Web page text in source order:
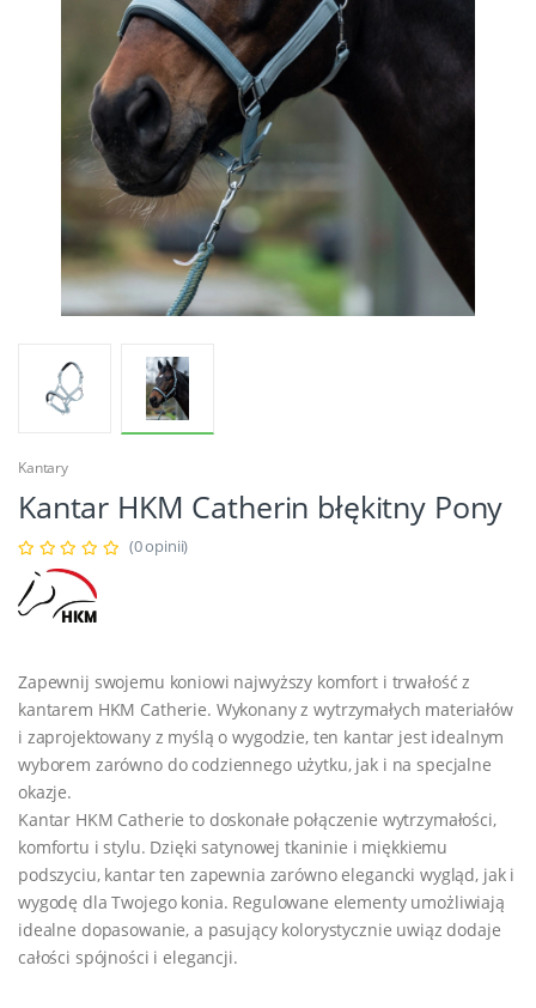
Kantary
Kantar HKM Catherin błękitny Pony
(0 opinii)
Zapewnij swojemu koniowi najwyższy komfort i trwałość z
kantarem HKM Catherie. Wykonany z wytrzymałych materiałów
i zaprojektowany z myślą o wygodzie, ten kantar jest idealnym
wyborem zarówno do codziennego użytku, jak i na specjalne
okazje.
Kantar HKM Catherie to doskonałe połączenie wytrzymałości,
komfortu i stylu. Dzięki satynowej tkaninie i miękkiemu
podszyciu, kantar ten zapewnia zarówno elegancki wygląd, jak i
wygodę dla Twojego konia. Regulowane elementy umożliwiają
idealne dopasowanie, a pasujący kolorystycznie uwiąz dodaje
całości spójności i elegancji.